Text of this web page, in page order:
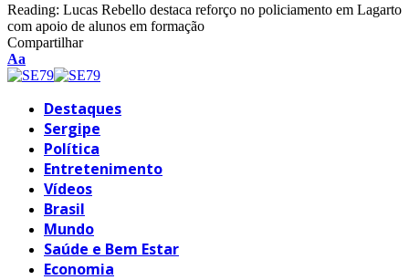
Reading: Lucas Rebello destaca reforço no policiamento em Lagarto
com apoio de alunos em formação
Compartilhar
Font
Resizer
Aa
Destaques
Sergipe
Política
Entretenimento
Vídeos
Brasil
Mundo
Saúde e Bem Estar
Economia